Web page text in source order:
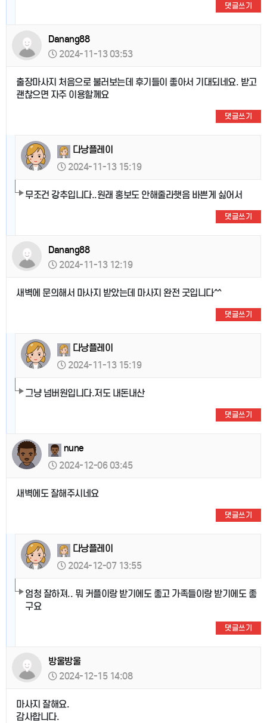
댓글쓰기
Danang88
2024-11-13 03:53
출장마사지 처음으로 불러보는데 후기들이 좋아서 기대되네요. 받고
괜찮으면 자주 이용할께요
댓글쓰기
다낭플레이
2024-11-13 15:19
무조건 강추입니다..원래 홍보도 안해줄라햇음 바쁜게 싫어서
댓글쓰기
Danang88
2024-11-13 12:19
새벽에 문의해서 마사지 받았는데 마사지 완전 굿입니다^^
댓글쓰기
다낭플레이
2024-11-13 15:19
그냥 넘버원입니다.저도 내돈내산
댓글쓰기
nune
2024-12-06 03:45
새벽에도 잘해주시네요
댓글쓰기
다낭플레이
2024-12-07 13:55
엄청 잘하져.. 뭐 커플이랑 받기에도 좋고 가족들이랑 받기에도 좋
구요
댓글쓰기
방울방울
2024-12-15 14:08
마사지 잘해요.
감사합니다.